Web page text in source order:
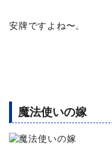
安牌ですよね〜。
魔法使いの嫁